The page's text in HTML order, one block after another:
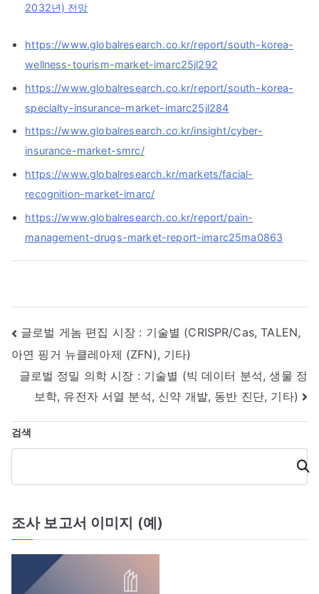
2032년) 전망
https://www.globalresearch.co.kr/report/south-korea-
wellness-tourism-market-imarc25jl292
https://www.globalresearch.co.kr/report/south-korea-
specialty-insurance-market-imarc25jl284
https://www.globalresearch.co.kr/insight/cyber-
insurance-market-smrc/
https://www.globalresearch.kr/markets/facial-
recognition-market-imarc/
https://www.globalresearch.co.kr/report/pain-
management-drugs-market-report-imarc25ma0863
글
내
게
이
션
글로벌 게놈 편집 시장 : 기술별 (CRISPR/Cas, TALEN,
아연 핑거 뉴클레아제 (ZFN), 기타)
글로벌 정밀 의학 시장 : 기술별 (빅 데이터 분석, 생물 정
보학, 유전자 서열 분석, 신약 개발, 동반 진단, 기타)
검색
검
색
조사 보고서 이미지 (예)